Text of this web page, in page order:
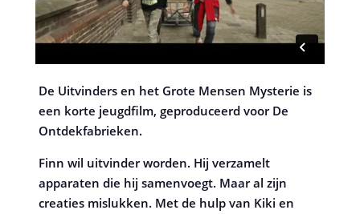
De Uitvinders en het Grote Mensen Mysterie is
een korte jeugdfilm, geproduceerd voor De
Ontdekfabrieken.
Finn wil uitvinder worden. Hij verzamelt
apparaten die hij samenvoegt. Maar al zijn
creaties mislukken. Met de hulp van Kiki en